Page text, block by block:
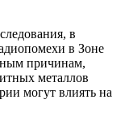
в
в Зоне
причинам,
металлов
могут влиять на